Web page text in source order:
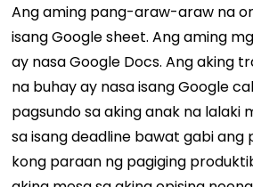
Ang aming pang-araw-araw na
isang Google sheet. Ang aming
ay nasa Google Docs. Ang aking
na buhay ay nasa isang Google
pagsundo sa aking anak na lalaki
sa isang deadline bawat gabi ang
kong paraan ng pagiging